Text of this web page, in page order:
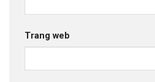
Trang web